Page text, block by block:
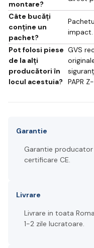
montare?
Câte bucăți
conține un
pachet?
impact.
Pot folosi piese
de la alți
producători în
locul acestuia?
GVS
PAPR
Garantie
Garantie producator
certificare CE.
Livrare
Livrare in toata
1-2 zile lucratoare.